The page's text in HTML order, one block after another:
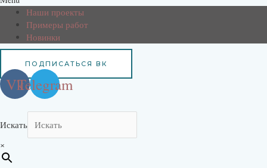
Наши проекты
Примеры работ
Новинки
ПОДПИСАТЬСЯ ВК
VkTelegram
Искать
×